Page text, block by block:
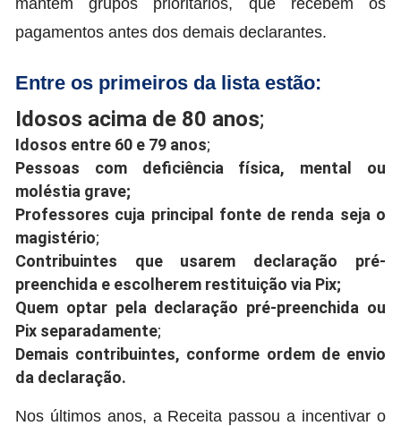
pagamentos antes dos demais declarantes.
Entre os primeiros da lista estão:
Idosos acima de 80 anos;
Idosos entre 60 e 79 anos;
Pessoas com deficiência física, mental ou
moléstia grave;
Professores cuja principal fonte de renda seja o
magistério;
Contribuintes que usarem declaração pré-
preenchida e escolherem restituição via Pix;
Quem optar pela declaração pré-preenchida ou
Pix separadamente;
Demais contribuintes, conforme ordem de envio
da declaração.
Nos últimos anos, a Receita passou a incentivar o